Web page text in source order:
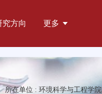
究方向 更多
所在单位 : 环境科学与工程学院|